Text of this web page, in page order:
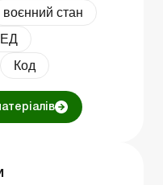
воєнний стан
Код